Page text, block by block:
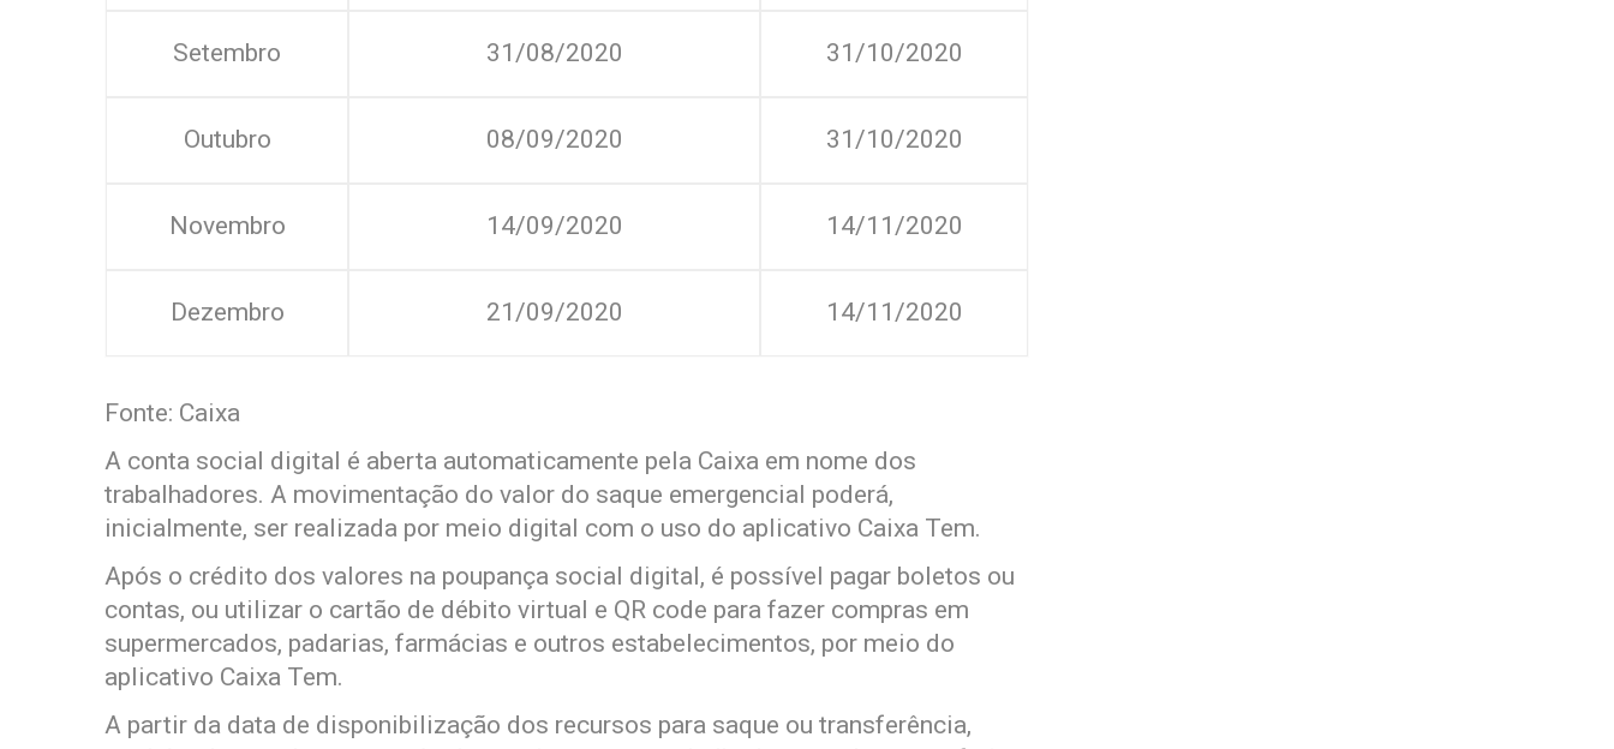
Setembro 31/08/2020 31/10/2020
Outubro 08/09/2020 31/10/2020
Novembro 14/09/2020 14/11/2020
Dezembro 21/09/2020 14/11/2020
Fonte: Caixa
A conta social digital é aberta automaticamente pela Caixa em nome dos
trabalhadores. A movimentação do valor do saque emergencial poderá,
inicialmente, ser realizada por meio digital com o uso do aplicativo Caixa Tem.
Após o crédito dos valores na poupança social digital, é possível pagar boletos ou
contas, ou utilizar o cartão de débito virtual e QR code para fazer compras em
supermercados, padarias, farmácias e outros estabelecimentos, por meio do
aplicativo Caixa Tem.
A partir da data de disponibilização dos recursos para saque ou transferência,